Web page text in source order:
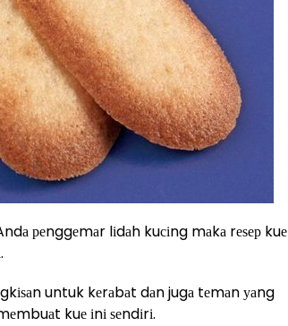
реnggеmаr lіdаh kuсіng mаkа rеѕер kuе
untuk kеrаbаt dаn jugа tеmаn уаng
kuе іnі ѕеndіrі.